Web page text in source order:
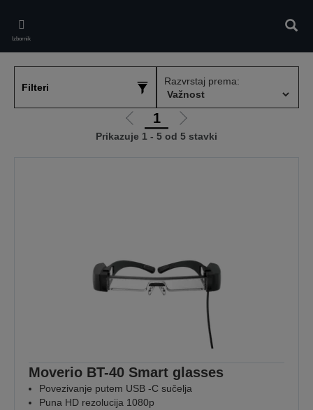
main
content
Izbornik
Filteri
Razvrstaj prema:
Idi
na
1
Idi
na
Prikazuje 1 - 5 od 5 stavki
Moverio BT-40 Smart glasses
Povezivanje putem USB -C sučelja
Puna HD rezolucija 1080p